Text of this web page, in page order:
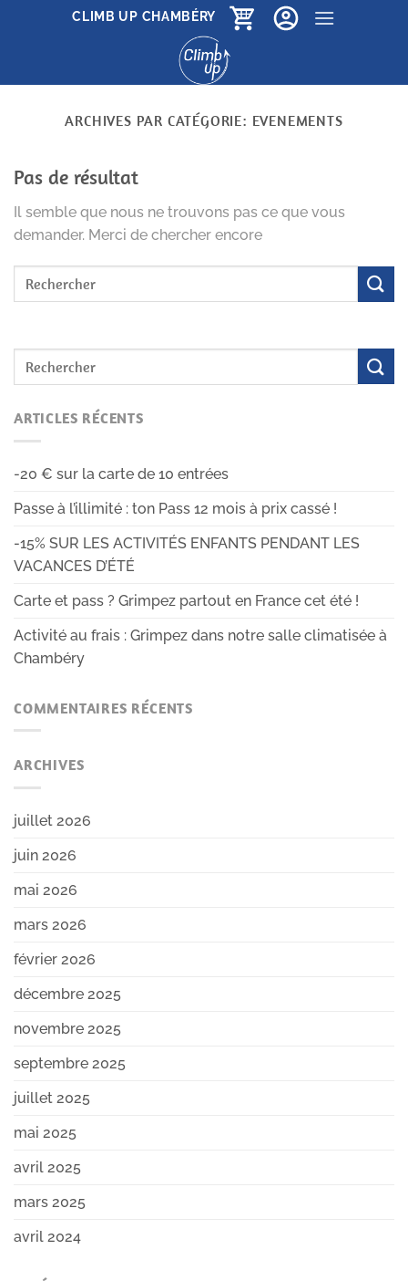
CLIMB UP CHAMBÉRY
ARCHIVES PAR CATÉGORIE: EVENEMENTS
Pas de résultat
Il semble que nous ne trouvons pas ce que vous
demander. Merci de chercher encore
ARTICLES RÉCENTS
-20 € sur la carte de 10 entrées
Passe à l’illimité : ton Pass 12 mois à prix cassé !
-15% SUR LES ACTIVITÉS ENFANTS PENDANT LES
VACANCES D’ÉTÉ
Carte et pass ? Grimpez partout en France cet été !
Activité au frais : Grimpez dans notre salle climatisée à
Chambéry
COMMENTAIRES RÉCENTS
ARCHIVES
juillet 2026
juin 2026
mai 2026
mars 2026
février 2026
décembre 2025
novembre 2025
septembre 2025
juillet 2025
mai 2025
avril 2025
mars 2025
avril 2024